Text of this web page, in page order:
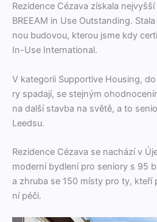
Rezi­dence Céza­va získala
BREEAM in Use Out­stand­ing.
nou budovou, kter­ou jsme kdy
In-Use International.
V kat­e­gorii Sup­port­ive Hous­ing,
ry spada­jí, se ste­jným
na další stav­ba na světě, a to
Leedsu.
Rezi­dence Céza­va se nachází v
mod­erní bydlení pro senio­ry s 95
a zhru­ba se 150 místy pro ty,
ní péči.